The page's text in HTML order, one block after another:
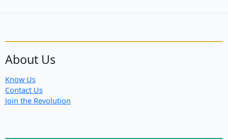
About Us
Know Us
Contact Us
Join the Revolution